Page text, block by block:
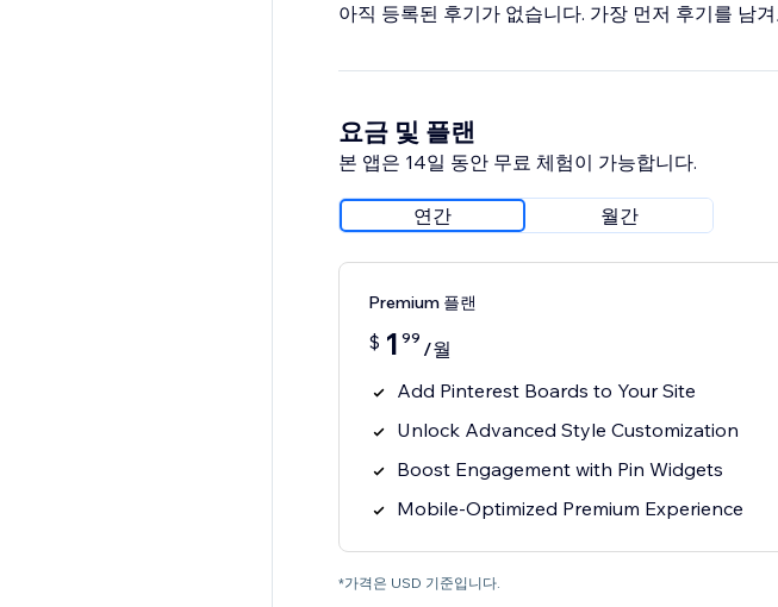
아직 등록된 후기가 없습니다. 가장 먼저 후기를 남
요금 및 플랜
본 앱은 14일 동안 무료 체험이 가능합니다.
연간 월간
Premium 플랜
$ 1 99 /월
Add Pinterest Boards to Your Site
Unlock Advanced Style Customization
Boost Engagement with Pin Widgets
Mobile-Optimized Premium Experience
*가격은 USD 기준입니다.